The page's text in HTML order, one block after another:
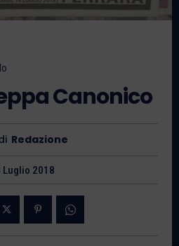
Canonico
Redazione
Luglio 2018